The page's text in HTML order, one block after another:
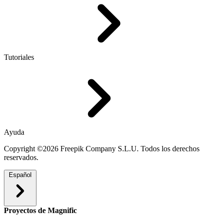
Tutoriales
Ayuda
Copyright ©2026 Freepik Company S.L.U. Todos los derechos
reservados.
Español
Proyectos de Magnific